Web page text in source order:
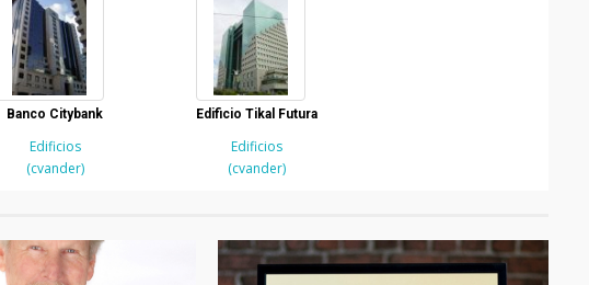
Banco Citybank
Edificios
(cvander)
Edificio Tikal Futura
Edificios
(cvander)